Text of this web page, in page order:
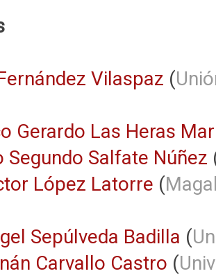
Vilaspaz (
Gerardo Las Heras
Segundo Salfate Núñez
López Latorre (
Sepúlveda Badilla (
Carvallo Castro (